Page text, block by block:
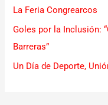
La Feria Congrearcos
Goles por la Inclusión:
Barreras”
Un Día de Deporte,